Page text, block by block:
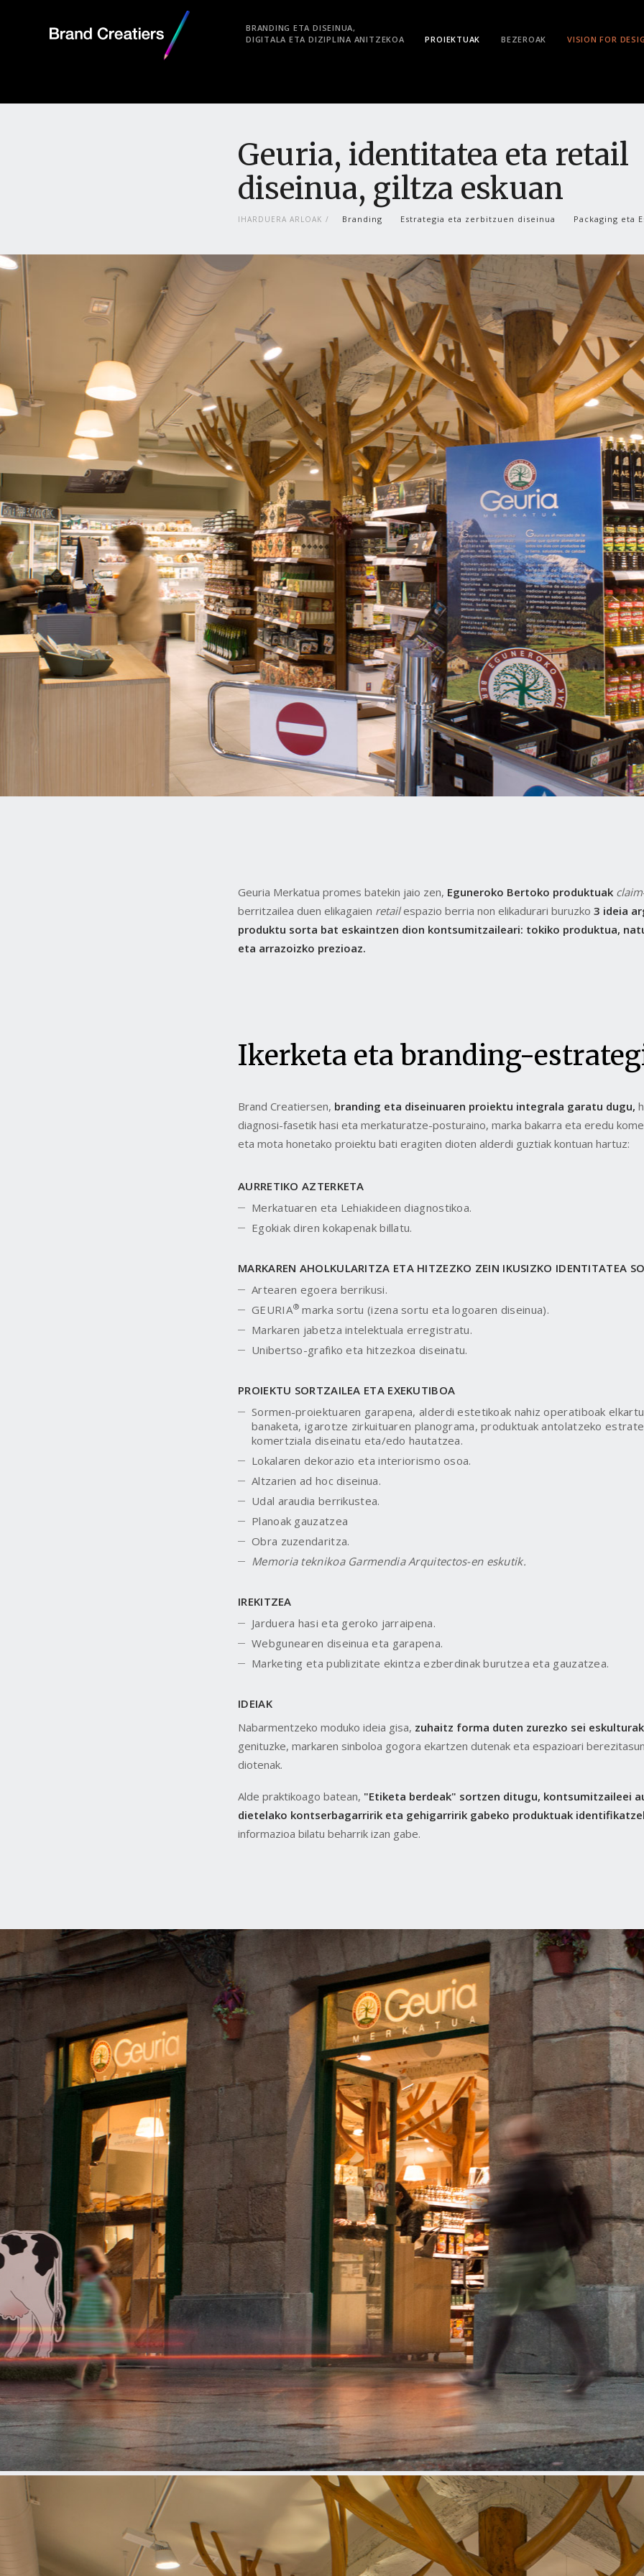
BRANDING ETA DISEINUA,
DIGITALA ETA DIZIPLINA ANITZEKOA
PROIEKTUAK BEZEROAK VISION FOR
Geuria, identitatea eta retail
diseinua, giltza eskuan
IHARDUERA ARLOAK Branding Estrategia eta zerbitzuen diseinua Packaging eta
Geuria Merkatua promes batekin jaio zen, Eguneroko Bertoko produktuak claim
berritzailea duen elikagaien retailespazio berria non elikadurari buruzko 3 ideia
produktu sorta bat eskaintzen dion kontsumitzaileari: tokiko produktua,
eta arrazoizko prezioaz.
Ikerketa eta branding-
Brand Creatiersen, branding eta diseinuaren proiektu integrala garatu dugu,
diagnosi-fasetik hasi eta merkaturatze-posturaino, marka bakarra eta eredu
eta mota honetako proiektu bati eragiten dioten alderdi guztiak kontuan hartuz:
AURRETIKO AZTERKETA
Merkatuaren eta Lehiakideen diagnostikoa.
Egokiak diren kokapenak billatu.
MARKAREN AHOLKULARITZA ETA HITZEZKO ZEIN IKUSIZKO IDENTITATEA
Artearen egoera berrikusi.
GEURIA®marka sortu (izena sortu eta logoaren diseinua).
Markaren jabetza intelektuala erregistratu.
Unibertso-grafiko eta hitzezkoa diseinatu.
PROIEKTU SORTZAILEA ETA EXEKUTIBOA
Sormen-proiektuaren garapena, alderdi estetikoak nahiz operatiboak
banaketa, igarotze zirkuituaren planograma, produktuak antolatzeko
komertziala diseinatu eta/edo hautatzea.
Lokalaren dekorazio eta interiorismo osoa.
Altzarien ad hoc diseinua.
Udal araudia berrikustea.
Planoak gauzatzea
Obra zuzendaritza.
Memoria teknikoa Garmendia Arquitectos-en eskutik.
IREKITZEA
Jarduera hasi eta geroko jarraipena.
Webgunearen diseinua eta garapena.
Marketing eta publizitate ekintza ezberdinak burutzea eta gauzatzea.
IDEIAK
Nabarmentzeko moduko ideia gisa, zuhaitz forma duten zurezko sei eskulturak
genituzke, markaren sinboloa gogora ekartzen dutenak eta espazioari
diotenak.
Alde praktikoago batean, "Etiketa berdeak" sortzen ditugu, kontsumitzaileei
dietelako kontserbagarririk eta gehigarririk gabeko produktuak
informazioa bilatu beharrik izan gabe.